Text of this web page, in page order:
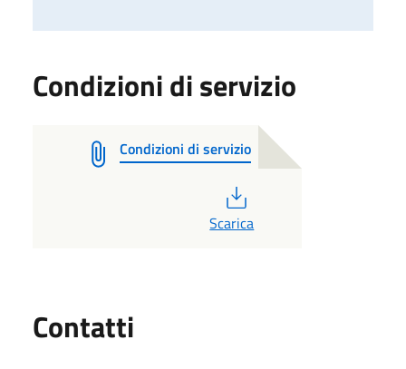
Condizioni di servizio
Condizioni di servizio
Scarica
Contatti